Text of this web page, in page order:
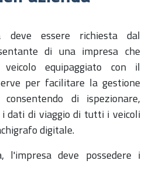
deve essere richiesta dal
di una impresa che
equipaggiato con il
per facilitare la gestione
di ispezionare,
dati di viaggio di tutti i veicoli
digitale.
l'impresa deve possedere i